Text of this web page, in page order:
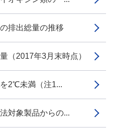
排出総量の推移
（2017年3月末時点）
2℃未満（注1...
対象製品からの...